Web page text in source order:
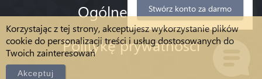
Korzystając z tej strony, akceptujesz wykorzystanie plików
cookie do personalizacji treści i usług dostosowanych do
Twoich zainteresowań
Akceptuj
Ogólne warunki
Politykę prywatności
Stwórz konto za darmo